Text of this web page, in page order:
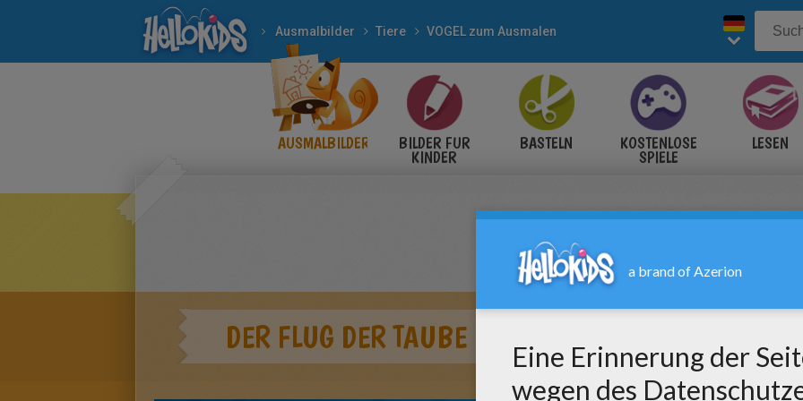
Ausmalbilder Tiere VOGEL zum Ausmalen
AUSMALBILDER BILDER FÜR
KINDER
BASTELN KOSTENLOSE
SPIELE
LESEN
DER FLUG DER TAUBE DES FRIEDENS